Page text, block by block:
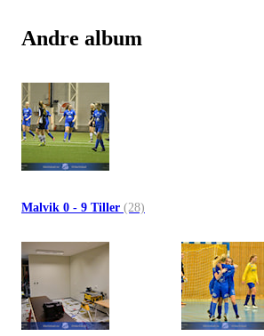
Andre album
Malvik 0 - 9 Tiller (28)